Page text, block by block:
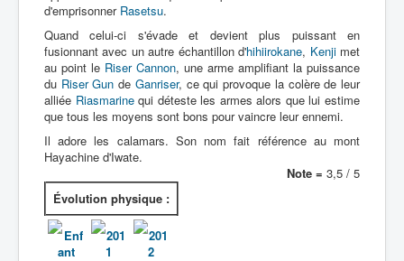
d'emprisonner Rasetsu.
Quand celui-ci s'évade et devient plus puissant en
fusionnant avec un autre échantillon d'hihiirokane, Kenjimet
au point le Riser Cannon, une arme amplifiant la puissance
du Riser Gun de Ganriser, ce qui provoque la colère de leur
alliée Riasmarinequi déteste les armes alors que lui estime
que tous les moyens sont bons pour vaincre leur ennemi.
Il adore les calamars. Son nom fait référence au mont
Hayachine d'Iwate.
Note = 3,5 / 5
Évolution physique :
Enf
ant
201
1
201
2